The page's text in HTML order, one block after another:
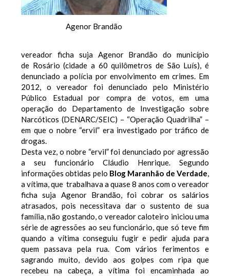
Agenor Brandão
vereador ficha suja Agenor Brandão do município
de Rosário (cidade a 60 quilômetros de São Luís), é
denunciado a polícia por envolvimento em crimes. Em
2012, o vereador foi denunciado pelo Ministério
Público Estadual por compra de votos, em uma
operação do Departamento de Investigação sobre
Narcóticos (DENARC/SEIC) – “Operação Quadrilha” –
em que o nobre “ervil” era investigado por tráfico de
drogas.
Desta vez, o nobre “ervil” foi denunciado por agressão
a seu funcionário Cláudio Henrique. Segundo
informações obtidas pelo Blog Maranhão de Verdade,
a vítima, que trabalhava a quase 8 anos com o vereador
ficha suja Agenor Brandão, foi cobrar os salários
atrasados, pois necessitava dar o sustento de sua
família, não gostando, o vereador caloteiro iniciou uma
série de agressões ao seu funcionário, que só teve fim
quando a vítima conseguiu fugir e pedir ajuda para
quem passava pela rua. Com vários ferimentos e
sagrando muito, devido aos golpes com ripa que
recebeu na cabeça, a vítima foi encaminhada ao